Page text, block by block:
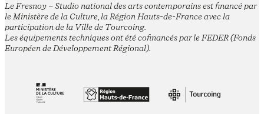
Le Fresnoy – Studio national des arts contemporains est financé par
le Ministère de la Culture, la Région Hauts-de-France avec la
participation de la Ville de Tourcoing.
Les équipements techniques ont été cofinancés par le FEDER (Fonds
Européen de Développement Régional).